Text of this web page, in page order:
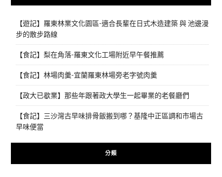
【遊記】羅東林業文化園區-適合長輩在日式木造建築 與 池邊漫
步的散步路線
【食記】梨在角落-羅東文化工場附近早午餐推薦
【食記】林場肉羹-宜蘭羅東林場旁老字號肉羹
【政大已歇業】那些年跟著政大學生一起畢業的老餐廳們
【食記】三沙灣古早味排骨飯搬到哪？基隆中正區調和市場古
早味便當
分類